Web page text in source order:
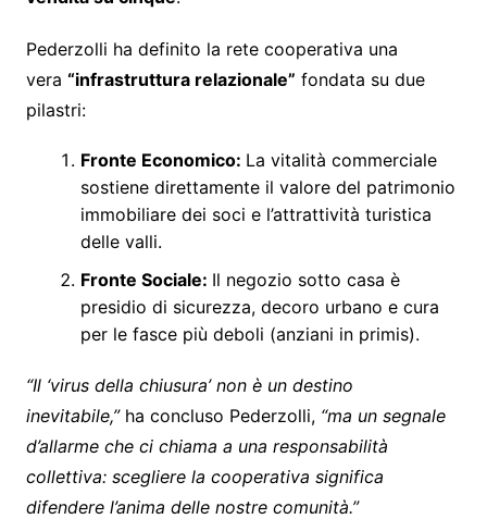
Pederzolli ha definito la rete cooperativa una
vera “infrastruttura relazionale” fondata su due
pilastri:
Fronte Economico: La vitalità commerciale
sostiene direttamente il valore del patrimonio
immobiliare dei soci e l’attrattività turistica
delle valli.
Fronte Sociale: Il negozio sotto casa è
presidio di sicurezza, decoro urbano e cura
per le fasce più deboli (anziani in primis).
“Il ‘virus della chiusura’ non è un destino
inevitabile,”ha concluso Pederzolli, “ma un segnale
d’allarme che ci chiama a una responsabilità
collettiva: scegliere la cooperativa significa
difendere l’anima delle nostre comunità.”